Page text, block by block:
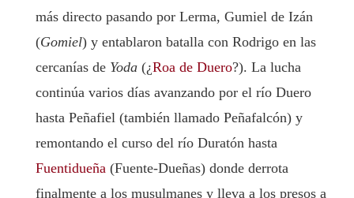
más directo pasando por Lerma, Gumiel de Izán
(Gomiel) y entablaron batalla con Rodrigo en las
cercanías de Yoda (¿Roa de Duero?). La lucha
continúa varios días avanzando por el río Duero
hasta Peñafiel (también llamado Peñafalcón) y
remontando el curso del río Duratón hasta
Fuentidueña (Fuente-Dueñas) donde derrota
finalmente a los musulmanes y lleva a los presos a